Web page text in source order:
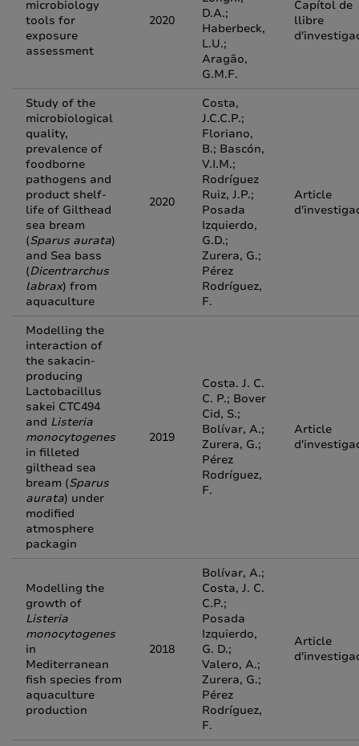
microbiology
tools for
exposure
assessment
2020
D.A.;
Haberbeck,
L.U.;
Aragão,
G.M.F.
Capítol de
llibre
Study of the
microbiological
quality,
prevalence of
foodborne
pathogens and
product shelf-
life of Gilthead
sea bream
(Sparus aurata)
and Sea bass
(Dicentrarchus
labrax) from
aquaculture
2020
Costa,
J.C.C.P.;
Floriano,
B.; Bascón,
V.I.M.;
Rodríguez
Ruiz, J.P.;
Posada
Izquierdo,
G.D.;
Zurera, G.;
Pérez
Rodríguez,
F.
Article
Modelling the
interaction of
the sakacin-
producing
Lactobacillus
sakei CTC494
and Listeria
monocytogenes
in filleted
gilthead sea
bream (Sparus
aurata) under
modified
atmosphere
packagin
2019
Costa. J. C.
C. P.; Bover
Cid, S.;
Bolívar, A.;
Zurera, G.;
Pérez
Rodríguez,
F.
Article
Modelling the
growth of
Listeria
monocytogenes
in
Mediterranean
fish species from
aquaculture
production
2018
Bolívar, A.;
Costa, J. C.
C.P.;
Posada
Izquierdo,
G. D.;
Valero, A.;
Zurera, G.;
Pérez
Rodríguez,
F.
Article